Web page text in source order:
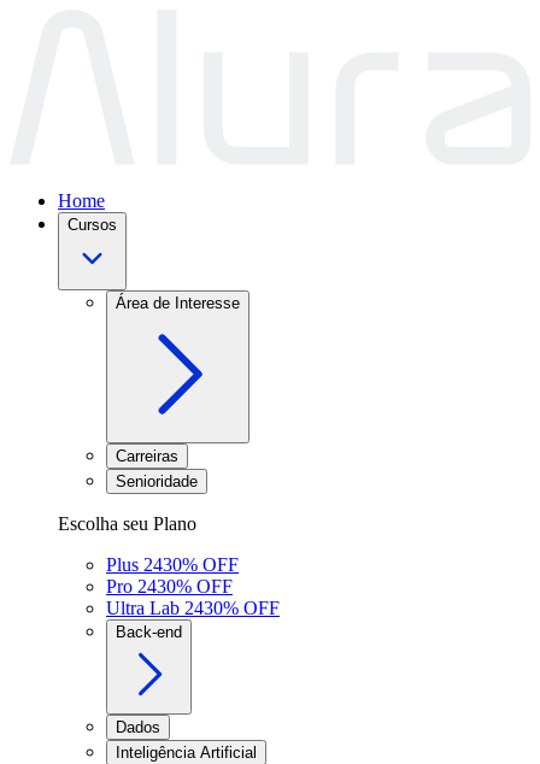
Home
Cursos
Área de Interesse
Carreiras
Senioridade
Escolha seu Plano
Plus 2430% OFF
Pro 2430% OFF
Ultra Lab 2430% OFF
Back-end
Dados
Inteligência Artificial